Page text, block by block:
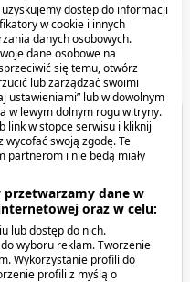
dostęp do informacji
w cookie i innych
danych osobowych.
dane osobowe na
się temu, otwórz
lub zarządzać swoimi
ustawieniami” lub w dowolnym
w lewym dolnym rogu witryny.
link w stopce serwisu i kliknij
swoją zgodę. Te
partnerom i nie będą miały
dane w
oraz w celu:
lub dostęp do nich.
wyboru reklam. Tworzenie
Wykorzystanie profili do
profili z myślą o